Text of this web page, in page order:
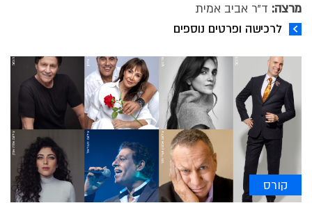
מרצה: ד"ר אביב אמית
לרכישה ופרטים נוספים
קורס